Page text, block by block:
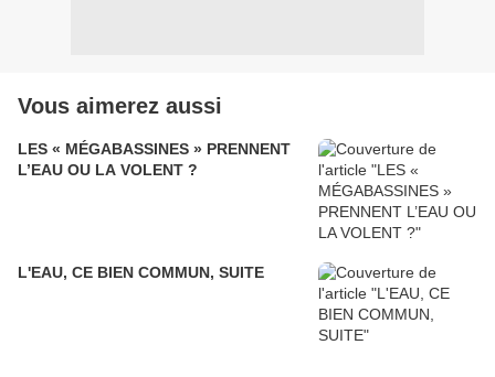
Vous aimerez aussi
LES « MÉGABASSINES » PRENNENT
L’EAU OU LA VOLENT ?
L'EAU, CE BIEN COMMUN, SUITE